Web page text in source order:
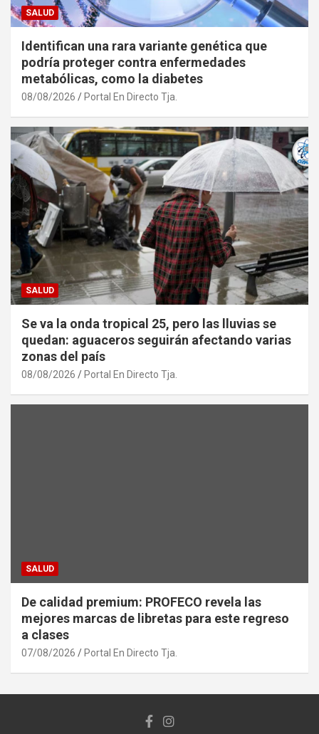
SALUD
Identifican una rara variante genética que
podría proteger contra enfermedades
metabólicas, como la diabetes
08/08/2026 Portal En Directo Tja.
SALUD
Se va la onda tropical 25, pero las lluvias se
quedan: aguaceros seguirán afectando varias
zonas del país
08/08/2026 Portal En Directo Tja.
SALUD
De calidad premium: PROFECO revela las
mejores marcas de libretas para este regreso
a clases
07/08/2026 Portal En Directo Tja.